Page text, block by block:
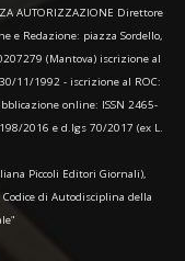
AUTORIZZAZIONE Direttore
e Redazione: piazza Sordello,
(Mantova) iscrizione al
11/1992 - iscrizione al ROC:
online: ISSN 2465-
2016 e d.lgs 70/2017 (ex L.
Piccoli Editori Giornali),
di Autodisciplina della